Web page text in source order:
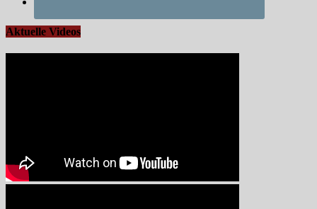
Aktuelle Videos